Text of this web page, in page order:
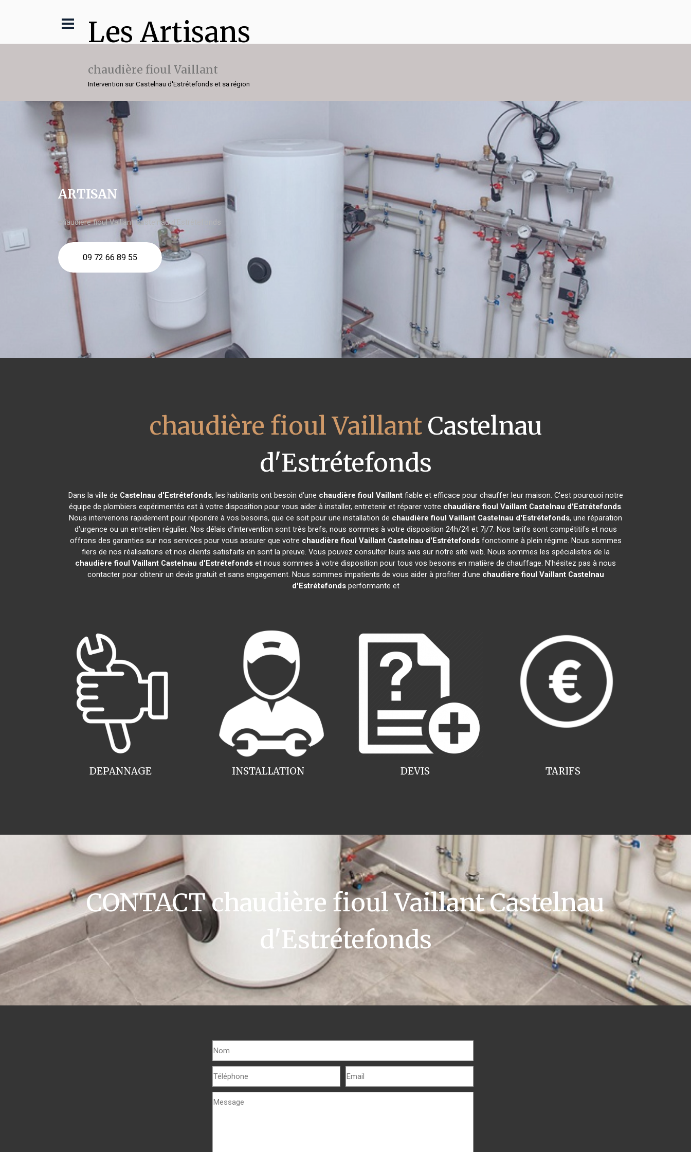
Les Artisans
chaudière fioul Vaillant
Intervention sur Castelnau d'Estrétefonds et sa région
ARTISAN
chaudière fioul Vaillant Castelnau d'Estrétefonds
09 72 66 89 55
chaudière fioul VaillantCastelnau
d'Estrétefonds
Dans la ville de Castelnau d'Estrétefonds, les habitants ont besoin d'une chaudière fioul Vaillantfiable et efficace pour chauffer leur maison. C'est pourquoi notre
équipe de plombiers expérimentés est à votre disposition pour vous aider à installer, entretenir et réparer votre chaudière fioul Vaillant Castelnau d'Estrétefonds.
Nous intervenons rapidement pour répondre à vos besoins, que ce soit pour une installation de chaudière fioul Vaillant Castelnau d'Estrétefonds, une réparation
d'urgence ou un entretien régulier. Nos délais d'intervention sont très brefs, nous sommes à votre disposition 24h/24 et 7j/7. Nos tarifs sont compétitifs et nous
offrons des garanties sur nos services pour vous assurer que votre chaudière fioul Vaillant Castelnau d'Estrétefondsfonctionne à plein régime. Nous sommes
fiers de nos réalisations et nos clients satisfaits en sont la preuve. Vous pouvez consulter leurs avis sur notre site web. Nous sommes les spécialistes de la
chaudière fioul Vaillant Castelnau d'Estrétefonds et nous sommes à votre disposition pour tous vos besoins en matière de chauffage. N'hésitez pas à nous
contacter pour obtenir un devis gratuit et sans engagement. Nous sommes impatients de vous aider à profiter d'une chaudière fioul Vaillant Castelnau
d'Estrétefondsperformante et
INSTALLATION
DEPANNAGE TARIFS
DEVIS
CONTACT chaudière fioul Vaillant Castelnau
d'Estrétefonds